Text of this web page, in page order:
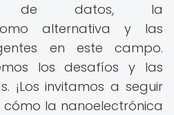
de datos, la
alternativa y las
en este campo.
los desafíos y las
¡Los invitamos a seguir
la nanoelectrónica